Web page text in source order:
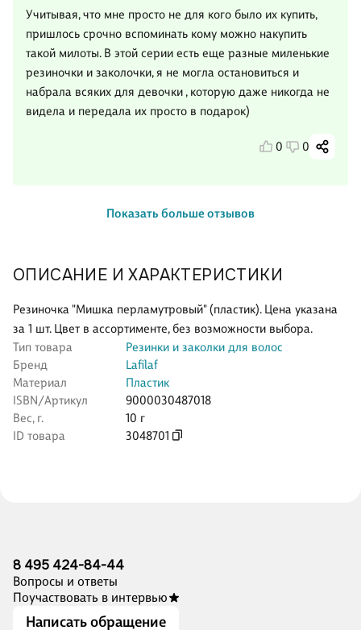
ОПИСАНИЕ И ХАРАКТЕРИСТИКИ
Резиночка "Мишка перламутровый" (пластик). Цена указана
за 1 шт. Цвет в ассортименте, без возможности выбора.
Тип товара
Резинки и заколки для волос
Бренд
Lafilaf
Материал
Пластик
ISBN/Артикул
9000030487018
Вес, г.
10 г
ID товара
3048701
Учитывая, что мне просто не для кого было их купить,
пришлось срочно вспоминать кому можно накупить
такой милоты. В этой серии есть еще разные миленькие
резиночки и заколочки, я не могла остановиться и
набрала всяких для девочки , которую даже никогда не
видела и передала их просто в подарок)
0 0
Показать больше отзывов
8 495 424-84-44
Вопросы и ответы
Поучаствовать в интервью
Написать обращение